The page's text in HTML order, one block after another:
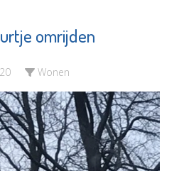
omrijden
Wonen